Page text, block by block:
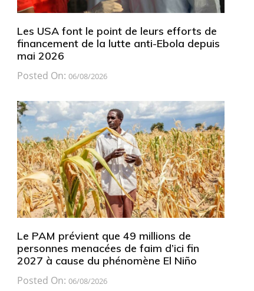
Les USA font le point de leurs efforts de
financement de la lutte anti-Ebola depuis
mai 2026
Posted On: 06/08/2026
Le PAM prévient que 49 millions de
personnes menacées de faim d’ici fin
2027 à cause du phénomène El Niño
Posted On: 06/08/2026